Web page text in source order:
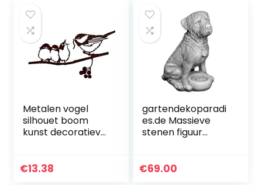
Metalen vogel
silhouet boom
kunst decoratieve
decoratie op
€13.38
gartendekoparadi
es.de Massieve
stenen figuur
steen
€69.00